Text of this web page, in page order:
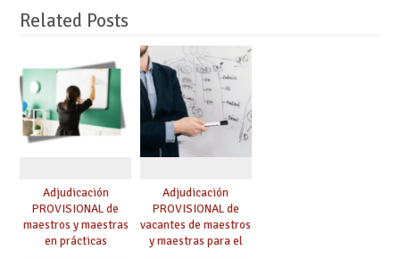
Related Posts
Adjudicación
PROVISIONAL de
maestros y maestras
en prácticas
Adjudicación
PROVISIONAL de
vacantes de maestros
y maestras para el